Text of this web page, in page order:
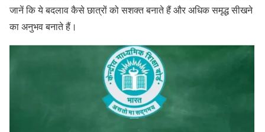
जानें कि ये बदलाव कैसे छात्रों को सशक्त बनाते हैं और अधिक समृद्ध सीखने
का अनुभव बनाते हैं।